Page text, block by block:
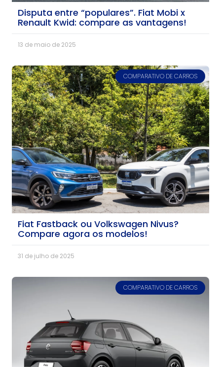
Disputa entre “populares”. Fiat Mobi x
Renault Kwid: compare as vantagens!
13 de maio de 2025
COMPARATIVO DE CARROS
Fiat Fastback ou Volkswagen Nivus?
Compare agora os modelos!
31 de julho de 2025
COMPARATIVO DE CARROS